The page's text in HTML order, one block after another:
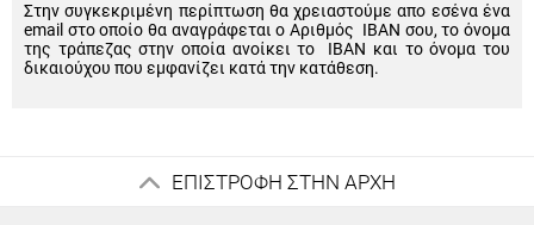
Στην συγκεκριμένη περίπτωση θα χρειαστούμε απο εσένα ένα
email στο οποίο θα αναγράφεται ο Αριθμός IBAN σου, το όνομα
της τράπεζας στην οποία ανοίκει το IBAN και το όνομα του
δικαιούχου που εμφανίζει κατά την κατάθεση.
ΕΠΙΣΤΡΟΦΗ ΣΤΗΝ ΑΡΧΗ